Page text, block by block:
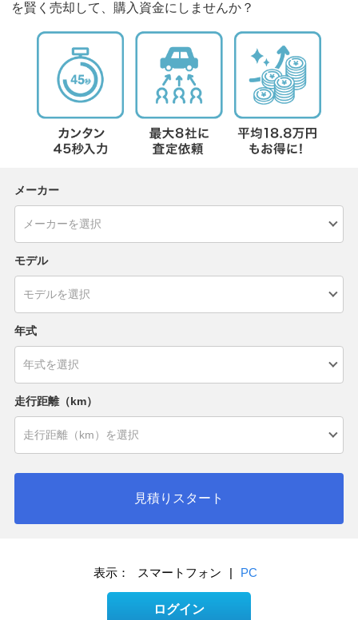
を賢く売却して、購入資金にしませんか？
メーカー
モデル
年式
走行距離（km）
見積りスタート
表示： スマートフォン | PC
ログイン